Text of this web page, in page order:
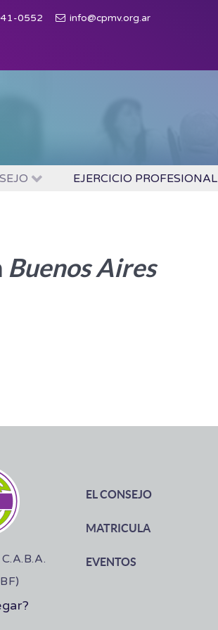
0552 info@cpmv.org.ar
EJERCICIO PROFESIONAL
Buenos Aires
EL CONSEJO
MATRICULA
EVENTOS